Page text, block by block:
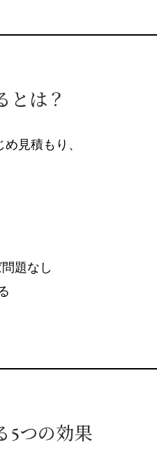
とは？
見積もり、
題なし
5つの効果